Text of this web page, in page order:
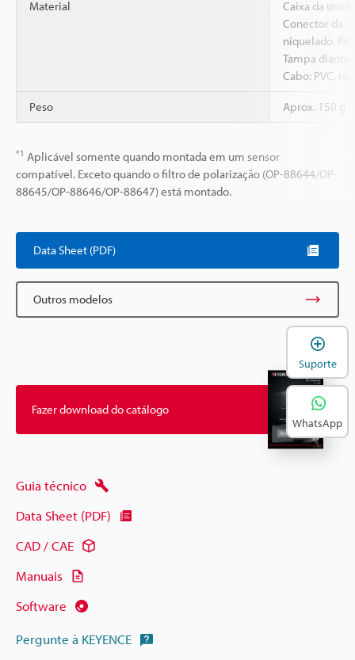
Material
Caixa da
Conector da
niquelado, PA
Tampa
Cabo: PVC,
Peso Aprox. 150 g
*1 Aplicável somente quando montada em um sensor
compatível. Exceto quando o filtro de polarização (OP-88644/OP-
88645/OP-88646/OP-88647) está montado.
Data Sheet (PDF)
Outros modelos
Fazer download do catálogo
Guia técnico
Data Sheet (PDF)
CAD / CAE
Manuais
Software
Pergunte à KEYENCE
Suporte
WhatsApp